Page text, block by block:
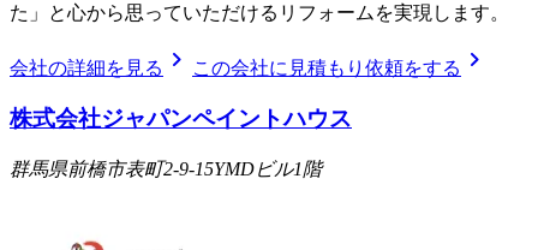
た」と心から思っていただけるリフォームを実現します。
会社の詳細を見る chevron_right この会社に見積もり依頼をする chevron_right
株式会社ジャパンペイントハウス
群馬県前橋市表町2-9-15YMDビル1階